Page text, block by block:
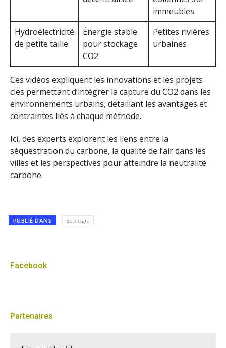
immeubles
Hydroélectricité
de petite taille
Énergie stable
pour stockage
CO2
Petites rivières
urbaines
Ces vidéos expliquent les innovations et les projets
clés permettant d’intégrer la capture du CO2 dans les
environnements urbains, détaillant les avantages et
contraintes liés à chaque méthode.
Ici, des experts explorent les liens entre la
séquestration du carbone, la qualité de l’air dans les
villes et les perspectives pour atteindre la neutralité
carbone.
PUBLIÉ DANS Ecologie
Facebook
Partenaires